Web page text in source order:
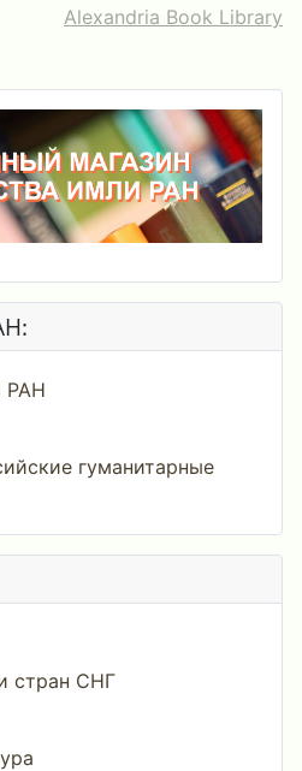
Alexandria Book Library
РАН
гуманитарные
стран СНГ